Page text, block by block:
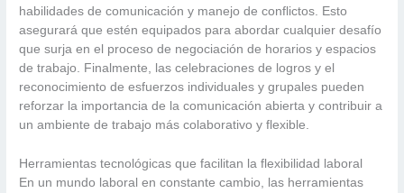
habilidades de comunicación y manejo de conflictos. Esto
asegurará que estén equipados para abordar cualquier desafío
que surja en el proceso de negociación de horarios y espacios
de trabajo. Finalmente, las celebraciones de logros y el
reconocimiento de esfuerzos individuales y grupales pueden
reforzar la importancia de la comunicación abierta y contribuir a
un ambiente de trabajo más colaborativo y flexible.
Herramientas tecnológicas que facilitan la flexibilidad laboral
En un mundo laboral en constante cambio, las herramientas